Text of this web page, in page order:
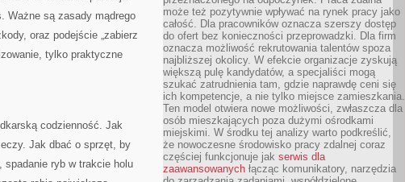
Ważne są zasady mądrego
oraz podejście „zabierz
tylko praktyczne
codzienność. Jak
Jak dbać o sprzęt, by
spadanie ryb w trakcie holu
może też pozytywnie wpływać na rynek pracy jako
całość. Dla pracowników oznacza szerszy dostęp
do ofert bez konieczności przeprowadzki. Dla firm
oznacza możliwość rekrutowania talentów spoza
najbliższej okolicy. W efekcie organizacje zyskują
większą pulę kandydatów, a specjaliści mogą
szukać zatrudnienia tam, gdzie naprawdę ceni się
ich kompetencje, a nie tylko miejsce zamieszkania.
Ten model otwiera nowe możliwości, zwłaszcza dla
osób mieszkających poza dużymi ośrodkami
miejskimi. W środku tej analizy warto podkreślić,
że nowoczesne środowisko pracy zdalnej coraz
częściej funkcjonuje jak serwis dla
zaawansowanych łącząc komunikatory, narzędzia